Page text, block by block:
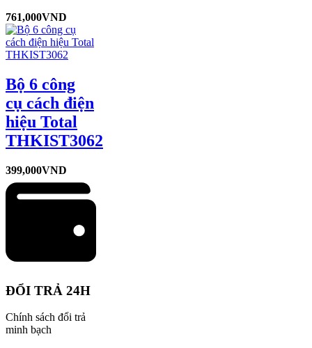
761,000VND
Bộ 6 công
cụ cách điện
hiệu Total
THKIST3062
399,000VND
ĐỔI TRẢ 24H
Chính sách đổi trả
minh bạch